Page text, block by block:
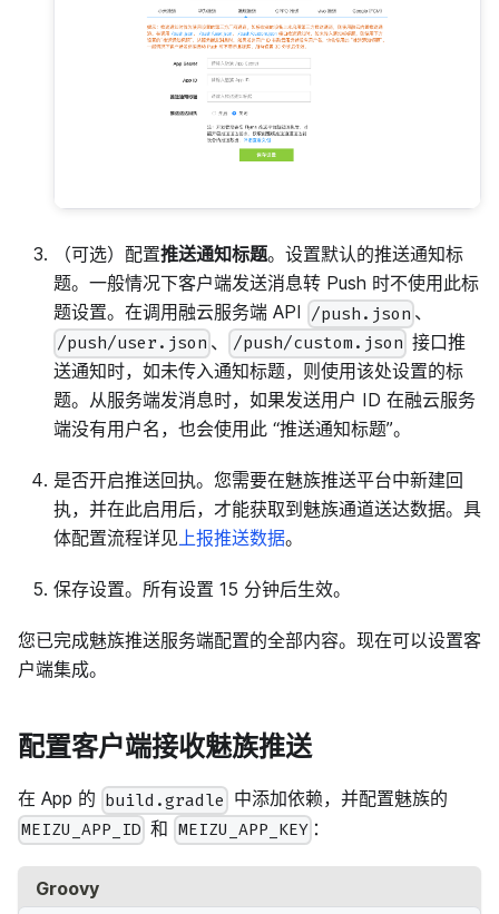
（可选）配置推送通知标题。设置默认的推送通知标
题。一般情况下客户端发送消息转 Push 时不使用此标
题设置。在调用融云服务端 API /push.json 、
/push/user.json 、 /push/custom.json 接口推
送通知时，如未传入通知标题，则使用该处设置的标
题。从服务端发消息时，如果发送用户 ID 在融云服务
端没有用户名，也会使用此 “推送通知标题”。
是否开启推送回执。您需要在魅族推送平台中新建回
执，并在此启用后，才能获取到魅族通道送达数据。具
体配置流程详见上报推送数据。
保存设置。所有设置 15 分钟后生效。
您已完成魅族推送服务端配置的全部内容。现在可以设置客
户端集成。
配置客户端接收魅族推送
在 App 的 build.gradle 中添加依赖，并配置魅族的
MEIZU_APP_ID 和 MEIZU_APP_KEY ：
Groovy